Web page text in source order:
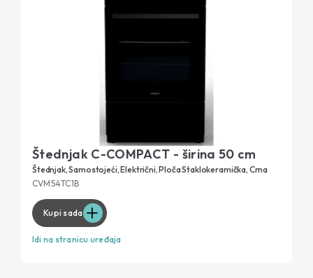
Štednjak C-COMPACT - širina 50 cm
Štednjak, Samostojeći, Električni, Ploča Staklokeramička, Crna
CVM54TC1B
Kupi sada
Idi na stranicu uređaja